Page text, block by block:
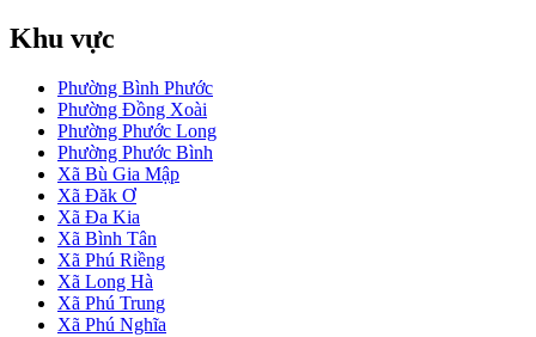
Khu vực
Phường Bình Phước
Phường Đồng Xoài
Phường Phước Long
Phường Phước Bình
Xã Bù Gia Mập
Xã Đăk Ơ
Xã Đa Kia
Xã Bình Tân
Xã Phú Riềng
Xã Long Hà
Xã Phú Trung
Xã Phú Nghĩa